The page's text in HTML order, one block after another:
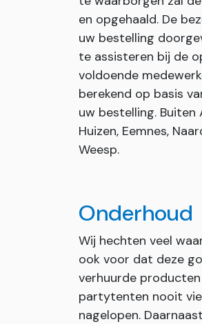
en opgehaald. De
uw bestelling
te assisteren bij de
voldoende
berekend op basis
uw bestelling. Buiten
Huizen, Eemnes,
Weesp.
Onderhoud
Wij hechten veel
ook voor dat deze
verhuurde
partytenten nooit
nagelopen.